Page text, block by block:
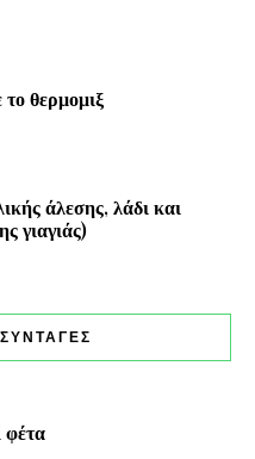
θερμομιξ
άλεσης, λάδι και
γιαγιάς)
φέτα